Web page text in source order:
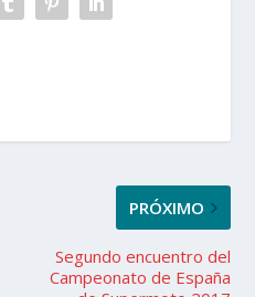
PRÓXIMO
Segundo encuentro del
Campeonato de España